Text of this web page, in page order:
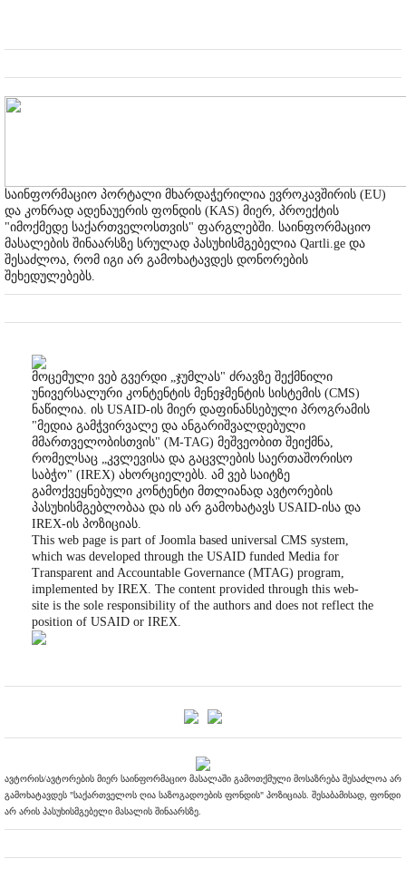
საინფორმაციო პორტალი მხარდაჭერილია ევროკავშირის (EU)
და კონრად ადენაუერის ფონდის (KAS) მიერ, პროექტის
"იმოქმედე საქართველოსთვის" ფარგლებში. საინფორმაციო
მასალების შინაარსზე სრულად პასუხისმგებელია Qartli.ge და
შესაძლოა, რომ იგი არ გამოხატავდეს დონორების
შეხედულებებს.
მოცემული ვებ გვერდი „ჯუმლას" ძრავზე შექმნილი
უნივერსალური კონტენტის მენეჯმენტის სისტემის (CMS)
ნაწილია. ის USAID-ის მიერ დაფინანსებული პროგრამის
"მედია გამჭვირვალე და ანგარიშვალდებული
მმართველობისთვის" (M-TAG) მეშვეობით შეიქმნა,
რომელსაც „კვლევისა და გაცვლების საერთაშორისო
საბჭო" (IREX) ახორციელებს. ამ ვებ საიტზე
გამოქვეყნებული კონტენტი მთლიანად ავტორების
პასუხისმგებლობაა და ის არ გამოხატავს USAID-ისა და
IREX-ის პოზიციას.
This web page is part of Joomla based universal CMS system,
which was developed through the USAID funded Media for
Transparent and Accountable Governance (MTAG) program,
implemented by IREX. The content provided through this web-
site is the sole responsibility of the authors and does not reflect the
position of USAID or IREX.
ავტორის/ავტორების მიერ საინფორმაციო მასალაში გამოთქმული მოსაზრება შესაძლოა არ
გამოხატავდეს "საქართველოს ღია საზოგადოების ფონდის" პოზიციას. შესაბამისად, ფონდი
არ არის პასუხისმგებელი მასალის შინაარსზე.